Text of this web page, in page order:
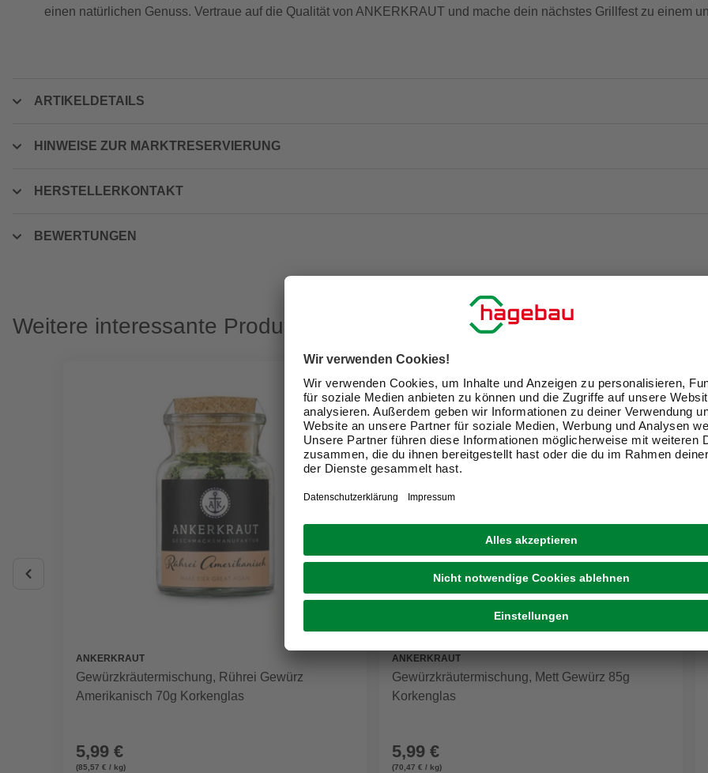
einen natürlichen Genuss. Vertraue auf die Qualität von ANKERKRAUT und mache dein nächstes Grillfest zu einem
ARTIKELDETAILS
HINWEISE ZUR MARKTRESERVIERUNG
HERSTELLERKONTAKT
BEWERTUNGEN
Weitere interessante Produkte
ANKERKRAUT
Gewürzkräutermischung, Rührei Gewürz
Amerikanisch 70g Korkenglas
5,99 €
(85,57 € / kg)
ANKERKRAUT
Gewürzkräutermischung, Mett Gewürz 85g
Korkenglas
5,99 €
(70,47 € / kg)